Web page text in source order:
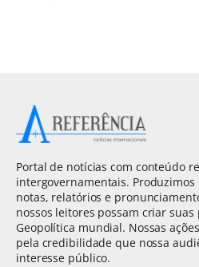
Portal de notícias com conteúdo
intergovernamentais.
notas, relatórios e
nossos leitores possam criar
Geopolítica mundial. Nossas
pela credibilidade que nossa
interesse público.